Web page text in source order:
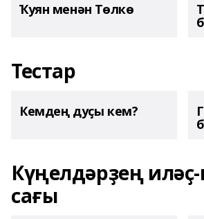
Ҡуян менән Төлкө
Тестар
Кемдең дуҫы кем?
Күңелдәрҙең
сағы